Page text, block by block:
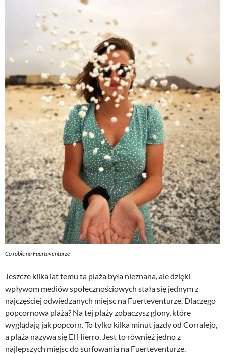
Co robić na Fuertaventurze
Jeszcze kilka lat temu ta plaża była nieznana, ale dzięki
wpływom mediów społecznościowych stała się jednym z
najczęściej odwiedzanych miejsc na Fuerteventurze. Dlaczego
popcornowa plaża? Na tej plaży zobaczysz glony, które
wyglądają jak popcorn. To tylko kilka minut jazdy od Corralejo,
a plaża nazywa się El Hierro. Jest to również jedno z
najlepszych miejsc do surfowania na Fuerteventurze.